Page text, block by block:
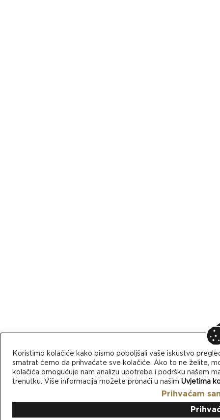
Koristimo kolačiće kako bismo poboljšali vaše iskustvo
smatrat ćemo da prihvaćate sve kolačiće. Ako to ne želite,
kolačića omogućuje nam analizu upotrebe i podršku našem
trenutku. Više informacija možete pronaći u našim Uvjetima
Prihvaćam